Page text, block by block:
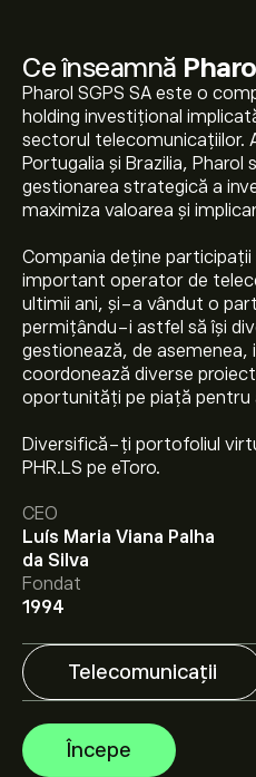
Ce înseamnă
Pharol SGPS SA este o
holding investițional
sectorul telecomunicațiilor.
Portugalia și Brazilia, Pharol
gestionarea strategică a
maximiza valoarea și
Compania deține
important operator de
ultimii ani, și-a vândut o
permițându-i astfel să își
gestionează, de asemenea,
coordonează diverse
oportunități pe piață
Diversifică-ți portofoliul
PHR.LS pe eToro.
CEO
Luís Maria Viana Palha
da Silva
Fondat
1994
Telecomunicații
Începe
Prețul actual al acțiunilor
Prețul țintă mediu pentru
0.0882‎€‎.
previziunile analiștilor și ținte
Analiștii oferă previziuni
bazate pe tendințele pieței,
creșterea estimată. Verifică